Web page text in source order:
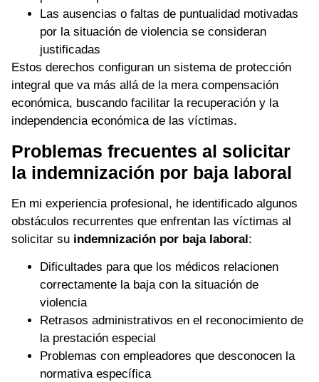
Las ausencias o faltas de puntualidad motivadas
por la situación de violencia se consideran
justificadas
Estos derechos configuran un sistema de protección
integral que va más allá de la mera compensación
económica, buscando facilitar la recuperación y la
independencia económica de las víctimas.
Problemas frecuentes al solicitar
la indemnización por baja laboral
En mi experiencia profesional, he identificado algunos
obstáculos recurrentes que enfrentan las víctimas al
solicitar su indemnización por baja laboral:
Dificultades para que los médicos relacionen
correctamente la baja con la situación de
violencia
Retrasos administrativos en el reconocimiento de
la prestación especial
Problemas con empleadores que desconocen la
normativa específica